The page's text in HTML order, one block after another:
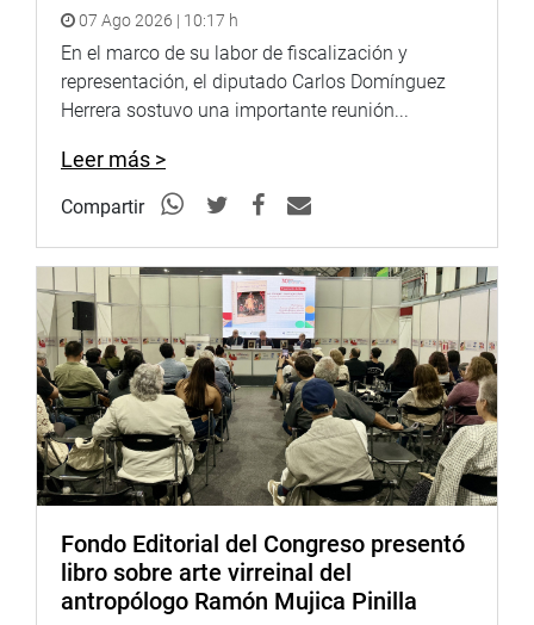
07 Ago 2026 | 10:17 h
En el marco de su labor de fiscalización y
representación, el diputado Carlos Domínguez
Herrera sostuvo una importante reunión...
Leer más >
Compartir
Fondo Editorial del Congreso presentó
libro sobre arte virreinal del
antropólogo Ramón Mujica Pinilla